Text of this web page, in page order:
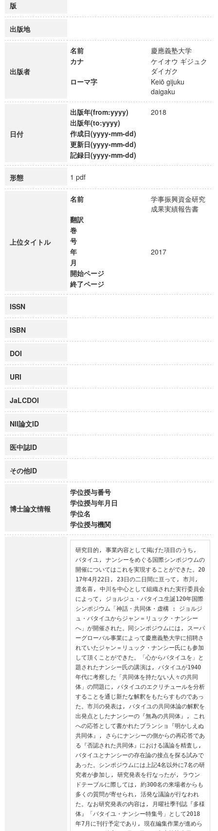
版
出版地
出版者
名前
慶應義塾大学
カナ
ケイオウ ギジュク
ダイガク
ローマ字
Keiō gijuku
daigaku
日付
出版年(from:yyyy)
2018
出版年(to:yyyy)
作成日(yyyy-mm-dd)
更新日(yyyy-mm-dd)
記録日(yyyy-mm-dd)
形態 1 pdf
上位タイトル
名前
学事振興資金研究
成果実績報告書
翻訳
巻
号
年
2017
月
開始ページ
終了ページ
ISSN
ISBN
DOI
URI
JaLCDOI
NII論文ID
医中誌ID
その他ID
博士論文情報
学位授与番号
学位授与年月日
学位名
学位授与機関
研究目的, 事業内容として掲げた項目のうち,
バタイユ, ナンシーをめぐる国際シンポジウムの
開催についてはこれを実現することができた。20
17年4月22日, 23日の二日間に亘って, 市川,
渡名喜, 中川を中心として組織された実行委員会
によって, ジョルジュ・バタイユ生誕120年国際
シンポジウム「神話・共同体・虚構 : ジョルジ
ュ・バタイユからジャン＝リュック・ナンシー
へ」が開催された。同シンポジウムには, スーパ
ーグローバル事業によって慶應義塾大学に招聘さ
れていたジャン＝リュック・ナンシー氏にも参加
して頂くことができた。「心からバタイユを」と
題されたナンシー氏の講演は, バタイユが1940
年代に考察した「共同体を持たない人々の共同
体」の問題に, バタイユのエクリチュールを分析
することを通じ新たな解釈をもたらすものであっ
た。市川の発表は, バタイユの共同体論の解釈を
出発点としたナンシーの『無為の共同体』, これ
への応答として書かれたブランショ『明かしえぬ
共同体』, さらにナンシーの側からの再応答であ
る『否認された共同体』における議論を精査し,
バタイユとナンシーの存在論の接点を探る試みで
あった。シンポジウムには上記4名以外に7名の研
究者が参加し, 研究発表を行なったが, ラウン
ドテーブルに際しては, 約300名の来場者からも
多くの質問が寄せられ, 活発な議論が行なわれ
た。なお研究発表の内容は, 月曜社季刊誌『多様
体』「バタイユ・ナンシー特集号」として2018
年7月に刊行予定であり, 現在編集作業が進めら